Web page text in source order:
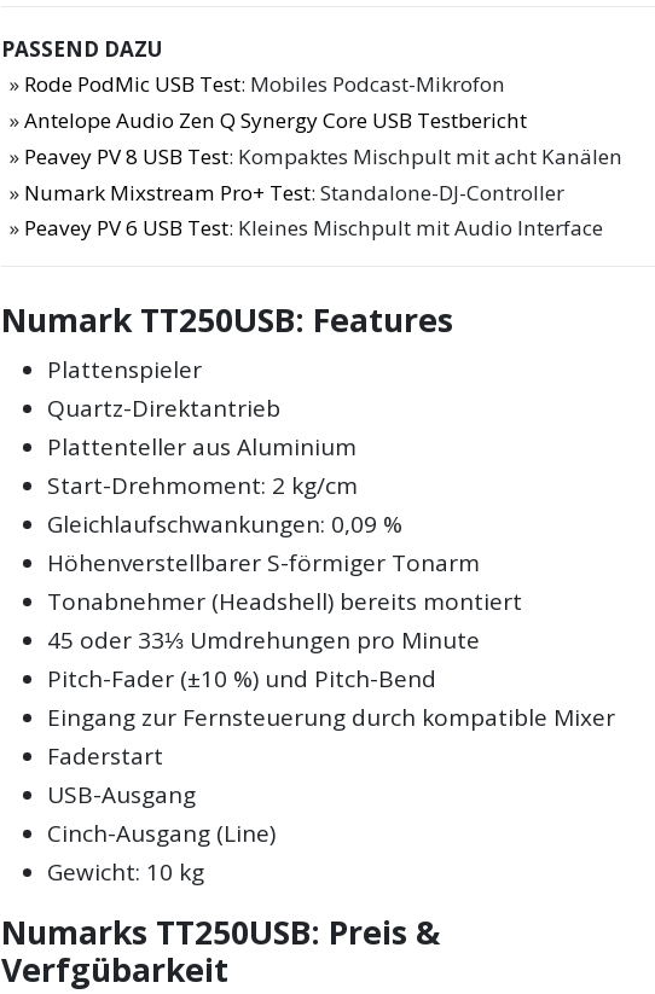
PASSEND DAZU
Rode PodMic USB Test: Mobiles Podcast-Mikrofon
Antelope Audio Zen Q Synergy Core USB Testbericht
Peavey PV 8 USB Test: Kompaktes Mischpult mit acht Kanälen
Numark Mixstream Pro+ Test: Standalone-DJ-Controller
Peavey PV 6 USB Test: Kleines Mischpult mit Audio Interface
Numark TT250USB: Features
Plattenspieler
Quartz-Direktantrieb
Plattenteller aus Aluminium
Start-Drehmoment: 2 kg/cm
Gleichlaufschwankungen: 0,09 %
Höhenverstellbarer S-förmiger Tonarm
Tonabnehmer (Headshell) bereits montiert
45 oder 33⅓ Umdrehungen pro Minute
Pitch-Fader (±10 %) und Pitch-Bend
Eingang zur Fernsteuerung durch kompatible Mixer
Faderstart
USB-Ausgang
Cinch-Ausgang (Line)
Gewicht: 10 kg
Numarks TT250USB: Preis &
Verfgübarkeit